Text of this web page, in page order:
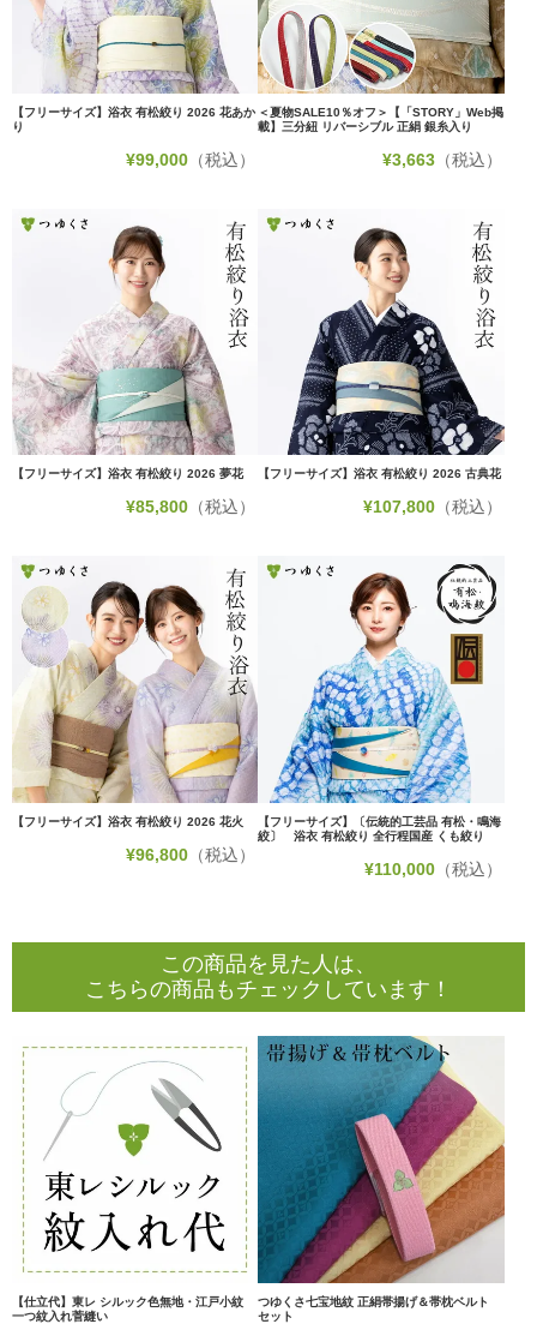
【フリーサイズ】浴衣 有松絞り 2026 花あか
り
¥99,000 （税込）
＜夏物SALE10％オフ＞【「STORY」Web掲
載】三分紐 リバーシブル 正絹 銀糸入り
¥3,663（税込）
【フリーサイズ】浴衣 有松絞り 2026 夢花
¥85,800 （税込）
【フリーサイズ】浴衣 有松絞り 2026 古典花
¥107,800（税込）
【フリーサイズ】浴衣 有松絞り 2026 花火
¥96,800 （税込）
【フリーサイズ】〔伝統的工芸品 有松・鳴海
絞〕 浴衣 有松絞り 全行程国産 くも絞り
¥110,000（税込）
この商品を見た人は、
こちらの商品もチェックしています！
【仕立代】東レ シルック色無地・江戸小紋
一つ紋入れ菅縫い
つゆくさ七宝地紋 正絹帯揚げ＆帯枕ベルト
セット